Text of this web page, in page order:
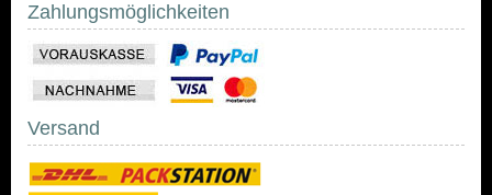
Zahlungsmöglichkeiten
Versand